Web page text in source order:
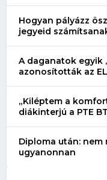
Hogyan pályázz
jegyeid
A daganatok egyik
azonosították az
„Kiléptem a
diákinterjú a PTE
Diploma után:
ugyanonnan